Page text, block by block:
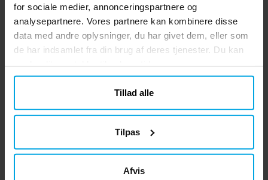
for sociale medier, annonceringspartnere og
analysepartnere. Vores partnere kan kombinere disse
data med andre oplysninger, du har givet dem, eller som
de har indsamlet fra din brug af deres tjenester. Du kan
Tillad alle
Tilpas
Afvis